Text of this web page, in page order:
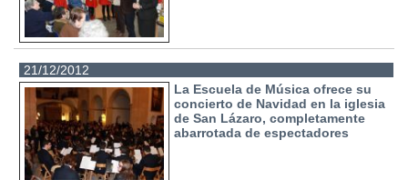
21/12/2012
La Escuela de Música ofrece su
concierto de Navidad en la iglesia
de San Lázaro, completamente
abarrotada de espectadores